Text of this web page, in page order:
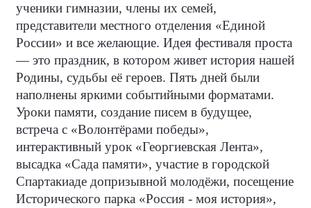
ученики гимназии, члены их семей,
представители местного отделения «Единой
России» и все желающие. Идея фестиваля проста
— это праздник, в котором живет история нашей
Родины, судьбы её героев. Пять дней были
наполнены яркими событийными форматами.
Уроки памяти, создание писем в будущее,
встреча с «Волонтёрами победы»,
интерактивный урок «Георгиевская Лента»,
высадка «Сада памяти», участие в городской
Спартакиаде допризывной молодёжи, посещение
Исторического парка «Россия - моя история»,